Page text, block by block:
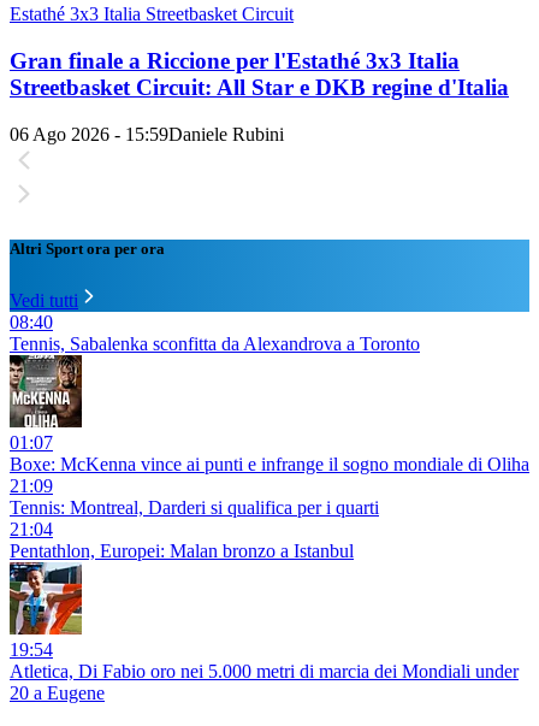
Estathé 3x3 Italia Streetbasket Circuit
Gran finale a Riccione per l'Estathé 3x3 Italia
Streetbasket Circuit: All Star e DKB regine d'Italia
06 Ago 2026 - 15:59Daniele Rubini
Altri Sport ora per ora
Vedi tutti
08:40
Tennis, Sabalenka sconfitta da Alexandrova a Toronto
01:07
Boxe: McKenna vince ai punti e infrange il sogno mondiale di Oliha
21:09
Tennis: Montreal, Darderi si qualifica per i quarti
21:04
Pentathlon, Europei: Malan bronzo a Istanbul
19:54
Atletica, Di Fabio oro nei 5.000 metri di marcia dei Mondiali under
20 a Eugene